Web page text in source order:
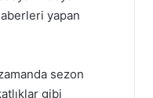
yapan
sezon
gibi